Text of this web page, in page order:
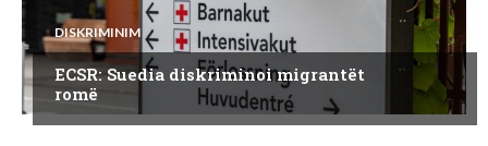
DISKRIMINIM
ECSR: Suedia diskriminoi migrantët
romë